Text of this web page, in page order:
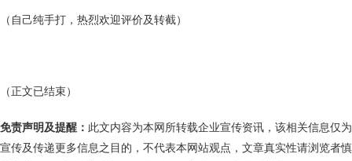
（自己纯手打，热烈欢迎评价及转截）
（正文已结束）
免责声明及提醒： 此文内容为本网所转载企业宣传资讯，该相关信息仅为
宣传及传递更多信息之目的，不代表本网站观点，文章真实性请浏览者慎